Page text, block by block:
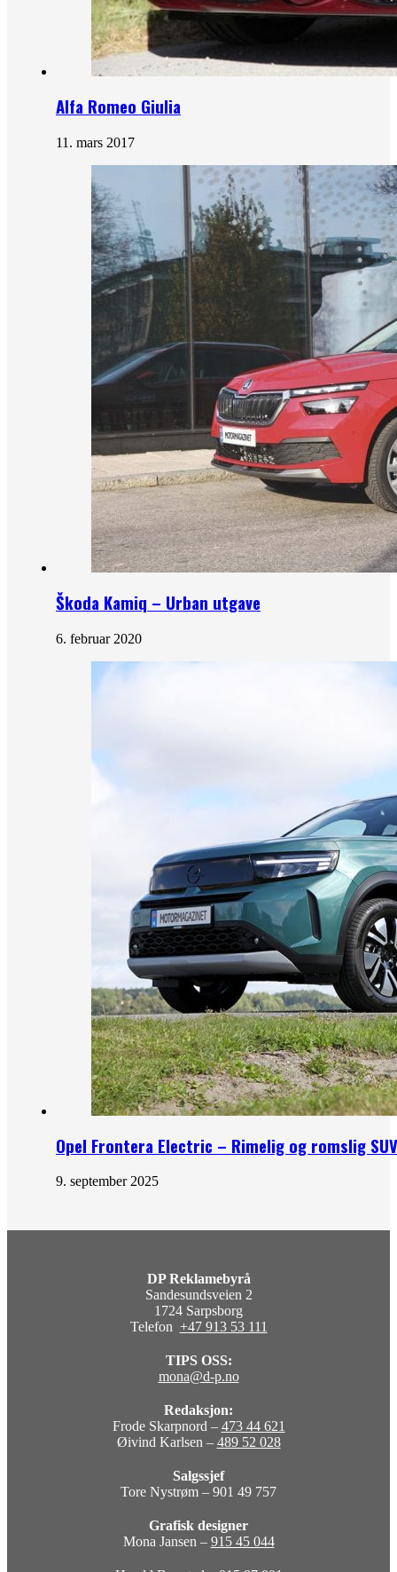
Alfa Romeo Giulia
11. mars 2017
Škoda Kamiq – Urban utgave
6. februar 2020
Opel Frontera Electric – Rimelig og romslig SUV
9. september 2025
DP Reklamebyrå
Sandesundsveien 2
1724 Sarpsborg
Telefon +47 913 53 111
TIPS OSS:
mona@d-p.no
Redaksjon:
Frode Skarpnord – 473 44 621
Øivind Karlsen – 489 52 028
Salgssjef
Tore Nystrøm – 901 49 757
Grafisk designer
Mona Jansen – 915 45 044